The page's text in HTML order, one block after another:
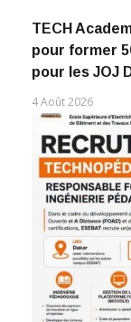
TECH
pour former
pour les JOJ
4 Août 2026